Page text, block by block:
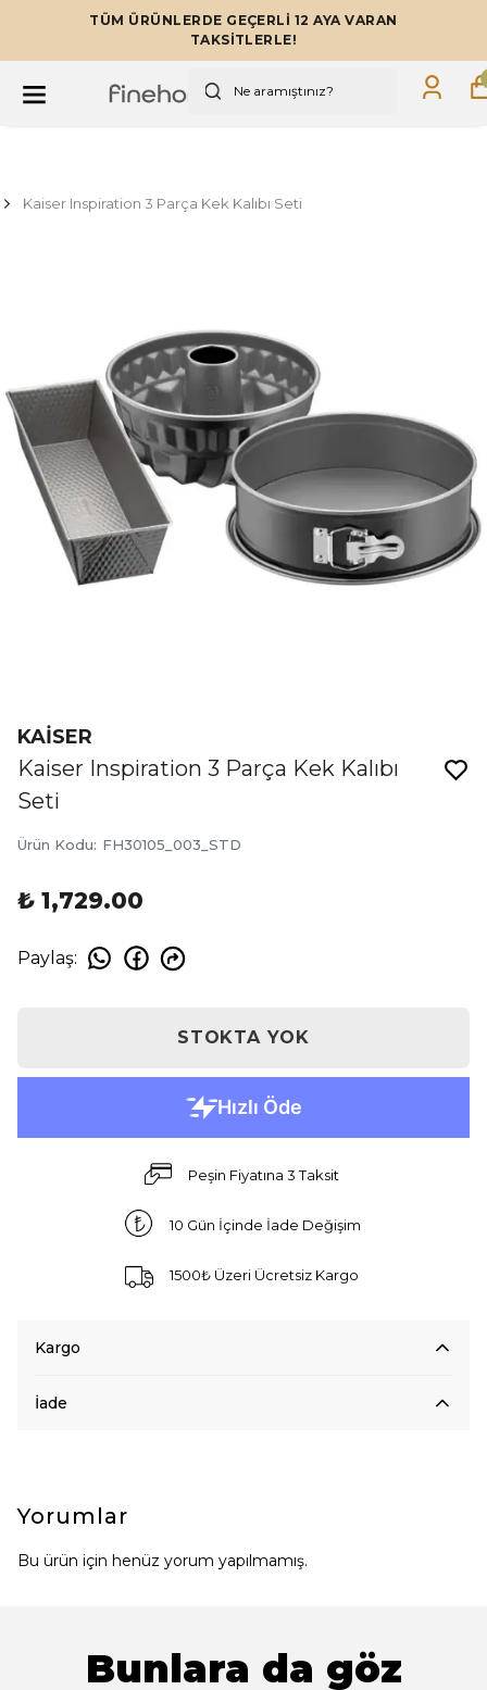
TÜM ÜRÜNLERDE GEÇERLİ 12 AYA VARAN
TAKSİTLERLE!
Kaiser Inspiration 3 Parça Kek Kalıbı Seti
KAİSER
Kaiser Inspiration 3 Parça Kek Kalıbı
Seti
Ürün Kodu: FH30105_003_STD
₺ 1,729.00
Paylaş:
STOKTA YOK
Peşin Fiyatına 3 Taksit
10 Gün İçinde İade Değişim
1500₺ Üzeri Ücretsiz Kargo
Kargo
İade
Yorumlar
Bu ürün için henüz yorum yapılmamış.
Bunlara da göz